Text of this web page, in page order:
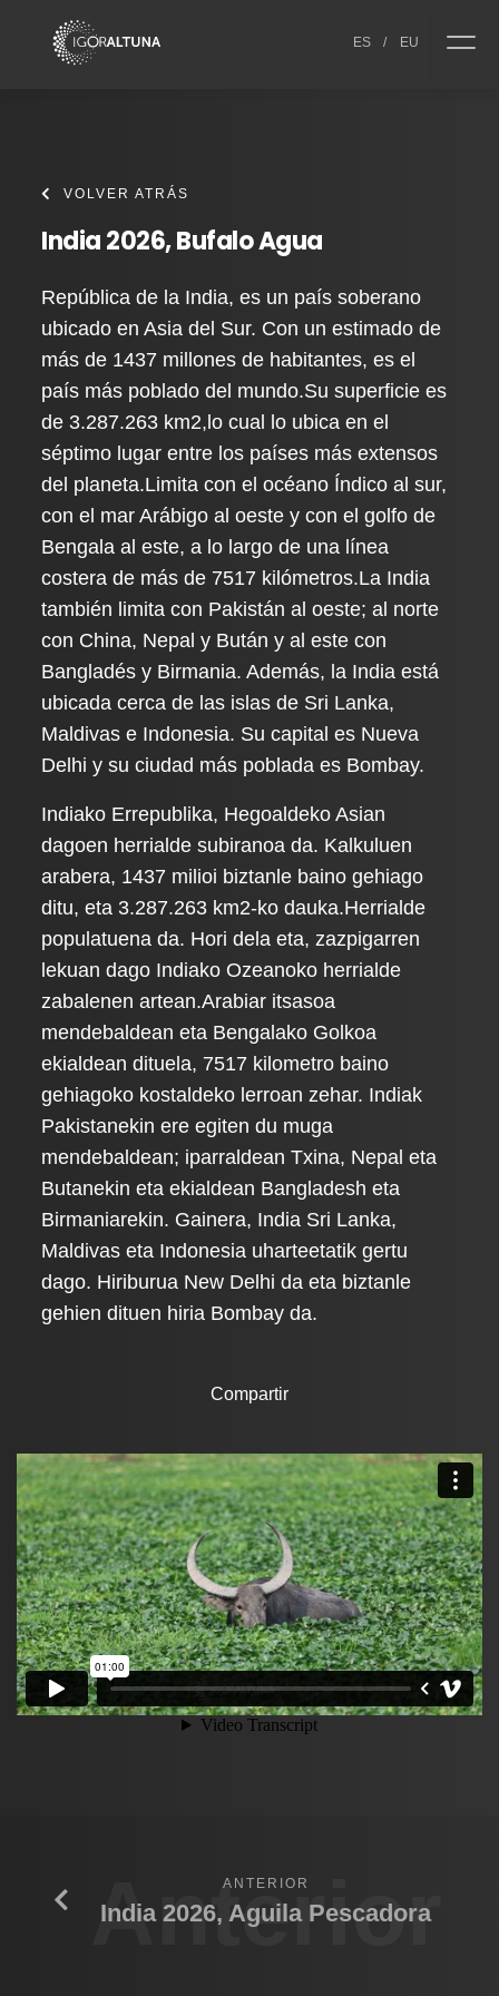
ES / EU
VOLVER ATRÁS
India 2026, Bufalo Agua
República de la India, es un país soberano
ubicado en Asia del Sur. Con un estimado de
más de 1437 millones de habitantes, es el
país más poblado del mundo.Su superficie es
de 3.287.263 km2,lo cual lo ubica en el
séptimo lugar entre los países más extensos
del planeta.Limita con el océano Índico al sur,
con el mar Arábigo al oeste y con el golfo de
Bengala al este, a lo largo de una línea
costera de más de 7517 kilómetros.La India
también limita con Pakistán al oeste; al norte
con China, Nepal y Bután y al este con
Bangladés y Birmania. Además, la India está
ubicada cerca de las islas de Sri Lanka,
Maldivas e Indonesia. Su capital es Nueva
Delhi y su ciudad más poblada es Bombay.
Indiako Errepublika, Hegoaldeko Asian
dagoen herrialde subiranoa da. Kalkuluen
arabera, 1437 milioi biztanle baino gehiago
ditu, eta 3.287.263 km2-ko dauka.Herrialde
populatuena da. Hori dela eta, zazpigarren
lekuan dago Indiako Ozeanoko herrialde
zabalenen artean.Arabiar itsasoa
mendebaldean eta Bengalako Golkoa
ekialdean dituela, 7517 kilometro baino
gehiagoko kostaldeko lerroan zehar. Indiak
Pakistanekin ere egiten du muga
mendebaldean; iparraldean Txina, Nepal eta
Butanekin eta ekialdean Bangladesh eta
Birmaniarekin. Gainera, India Sri Lanka,
Maldivas eta Indonesia uharteetatik gertu
dago. Hiriburua New Delhi da eta biztanle
gehien dituen hiria Bombay da.
Compartir
Anterior
ANTERIOR
India 2026, Aguila Pescadora